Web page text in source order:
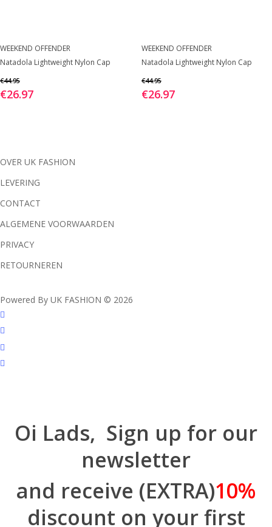
BEKIJK
Dit
product
meerdere
kan
worden
op
de
WEEKEND OFFENDER
Natadola Lightweight Nylon Cap
€44.95
€26.97
BEKIJK
Dit
product
meerdere
WEEKEND OFFENDER
Natadola Lightweight Nylon Cap
€44.95
€26.97
OVER UK FASHION
LEVERING
CONTACT
ALGEMENE VOORWAARDEN
PRIVACY
RETOURNEREN
Powered By UK FASHION © 2026
facebook
instagram
tiktok
trustpilot
Oi Lads, Sign up for our
newsletter
and receive (EXTRA)10%
discount on your first